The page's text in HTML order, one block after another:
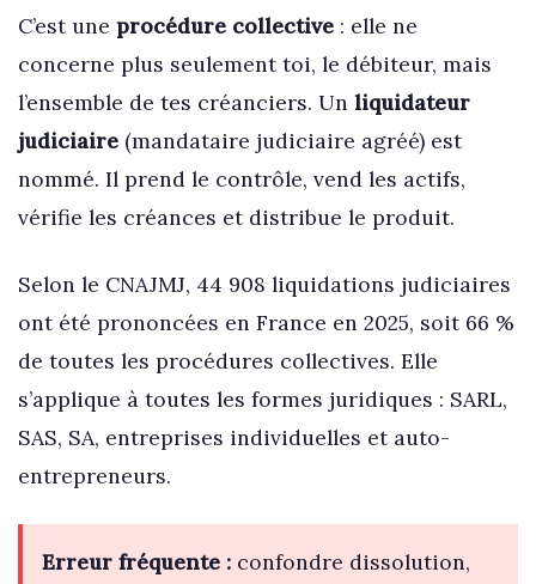
C’est une procédure collective: elle ne
concerne plus seulement toi, le débiteur, mais
l’ensemble de tes créanciers. Un liquidateur
judiciaire(mandataire judiciaire agréé) est
nommé. Il prend le contrôle, vend les actifs,
vérifie les créances et distribue le produit.
Selon le CNAJMJ, 44 908 liquidations judiciaires
ont été prononcées en France en 2025, soit 66 %
de toutes les procédures collectives. Elle
s’applique à toutes les formes juridiques : SARL,
SAS, SA, entreprises individuelles et auto-
entrepreneurs.
Erreur fréquente :confondre dissolution,